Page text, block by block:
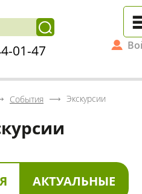
01-47
События Экскурсии
АКТУАЛЬНЫЕ